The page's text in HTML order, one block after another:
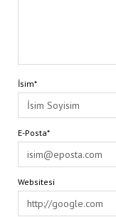
İsim*
E-Posta*
Websitesi